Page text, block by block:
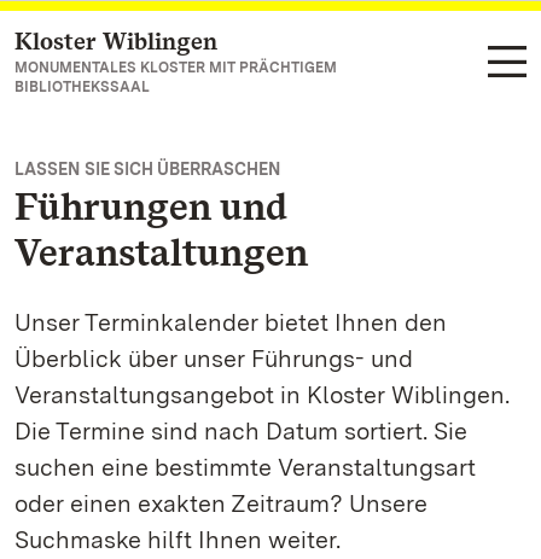
Zum Hauptinhalt springen
Kloster Wiblingen
MONUMENTALES KLOSTER MIT PRÄCHTIGEM
BIBLIOTHEKSSAAL
LASSEN SIE SICH ÜBERRASCHEN
Führungen und
Veranstaltungen
Unser Terminkalender bietet Ihnen den
Überblick über unser Führungs- und
Veranstaltungsangebot in Kloster Wiblingen.
Die Termine sind nach Datum sortiert. Sie
suchen eine bestimmte Veranstaltungsart
oder einen exakten Zeitraum? Unsere
Suchmaske hilft Ihnen weiter.